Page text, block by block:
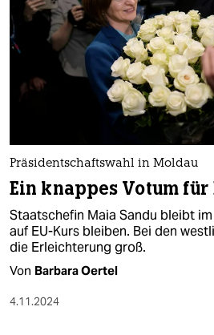
Präsidentschaftswahl in Moldau
Ein knappes Votum für
Staatschefin Maia Sandu bleibt
auf EU-Kurs bleiben. Bei den
die Erleichterung groß.
Von Barbara Oertel
4.11.2024